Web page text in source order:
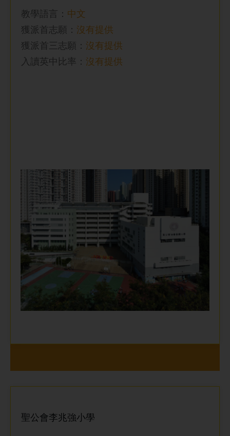
教學語言： 中文
獲派首志願： 沒有提供
獲派首三志願： 沒有提供
入讀英中比率 ： 沒有提供
聖公會李兆強小學